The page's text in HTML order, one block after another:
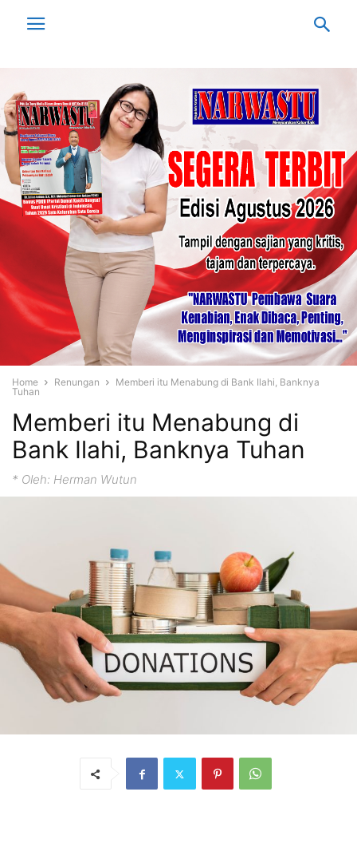
Home Renungan
Memberi itu Menabung di Bank Ilahi, Banknya
Tuhan
Memberi itu Menabung di
Bank Ilahi, Banknya Tuhan
* Oleh: Herman Wutun